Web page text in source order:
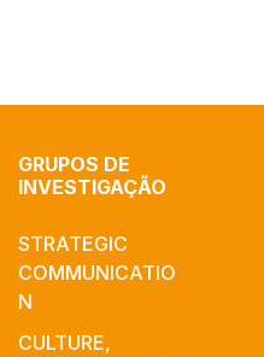
GRUPOS DE
INVESTIGAÇÃO
STRATEGIC
COMMUNICATIO
N
CULTURE,